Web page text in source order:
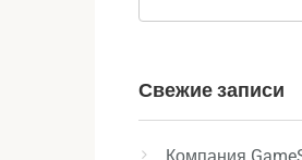
Свежие записи